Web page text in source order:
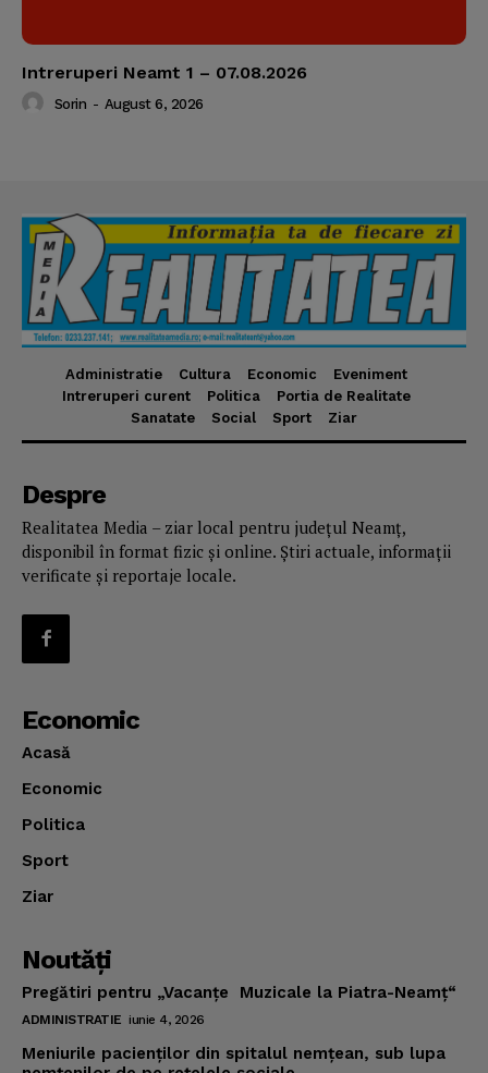
Intreruperi Neamt 1 – 07.08.2026
Sorin - August 6, 2026
Administratie Cultura Economic
Eveniment
Intreruperi curent
Politica
Portia de Realitate
Sanatate
Social Sport Ziar
Despre
Realitatea Media – ziar local pentru județul Neamț,
disponibil în format fizic și online. Știri actuale, informații
verificate și reportaje locale.
Economic
Acasă
Economic
Politica
Sport
Ziar
Noutăţi
Pregătiri pentru „Vacanţe Muzicale la Piatra-Neamţ“
ADMINISTRATIE iunie 4, 2026
Meniurile pacienţilor din spitalul nemţean, sub lupa